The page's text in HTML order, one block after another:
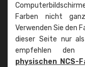
Farben nicht
Verwenden Sie den
dieser Seite nur
empfehlen den
physischen NCS-